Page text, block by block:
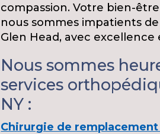
compassion. Votre bien-
nous sommes impatients
Glen Head, avec
Nous sommes
services
NY :
Chirurgie de remplacement